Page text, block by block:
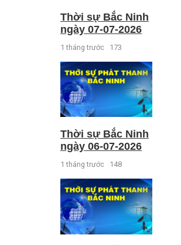
Thời sự Bắc Ninh
ngày 07-07-2026
1 tháng trước 173
Thời sự Bắc Ninh
ngày 06-07-2026
1 tháng trước 148